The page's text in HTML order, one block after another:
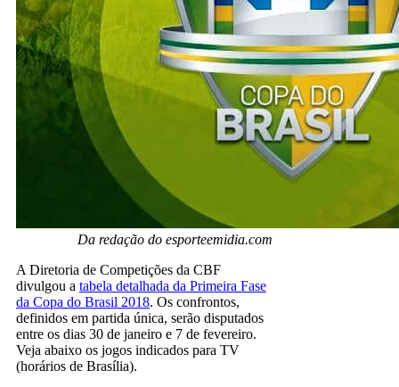
Da redação do esporteemidia.com
A Diretoria de Competições da CBF
divulgou a tabela detalhada da Primeira Fase
da Copa do Brasil 2018. Os confrontos,
definidos em partida única, serão disputados
entre os dias 30 de janeiro e 7 de fevereiro.
Veja abaixo os jogos indicados para TV
(horários de Brasília).